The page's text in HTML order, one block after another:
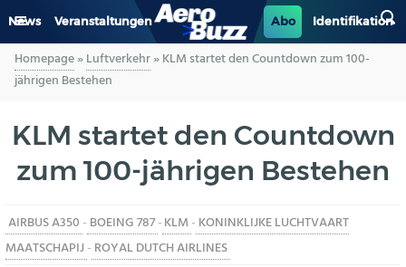
News Veranstaltungen Abo Identifikation
GENERAL AVIATION
LUFTVERKEHR
INDUSTRIE
Homepage»Luftverkehr»KLM startet den Countdown zum 100-
jährigen Bestehen
KLM startet den Countdown
zum 100-jährigen Bestehen
AIRBUS A350 - BOEING 787-KLM - KONINKLIJKE LUCHTVAART
MAATSCHAPIJ - ROYAL DUTCH AIRLINES